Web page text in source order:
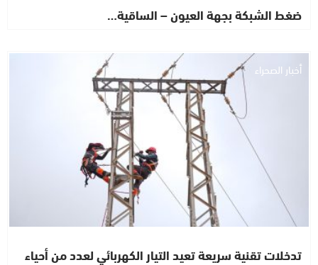
ضغط الشبكة بجهة العيون – الساقية…
أخبار الصحراء
تدخلات تقنية سريعة تعيد التيار الكهربائي لعدد من أحياء